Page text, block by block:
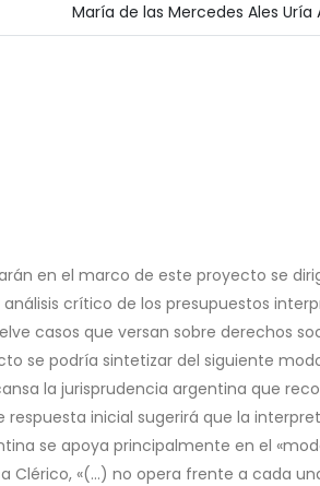
María de las Mercedes Ales Uría
en el marco de este proyecto se
crítico de los presupuestos
casos que versan sobre derechos
se podría sintetizar del siguiente
la jurisprudencia argentina que
respuesta inicial sugerirá que la
se apoya principalmente en el
Clérico, «(…) no opera frente a cada